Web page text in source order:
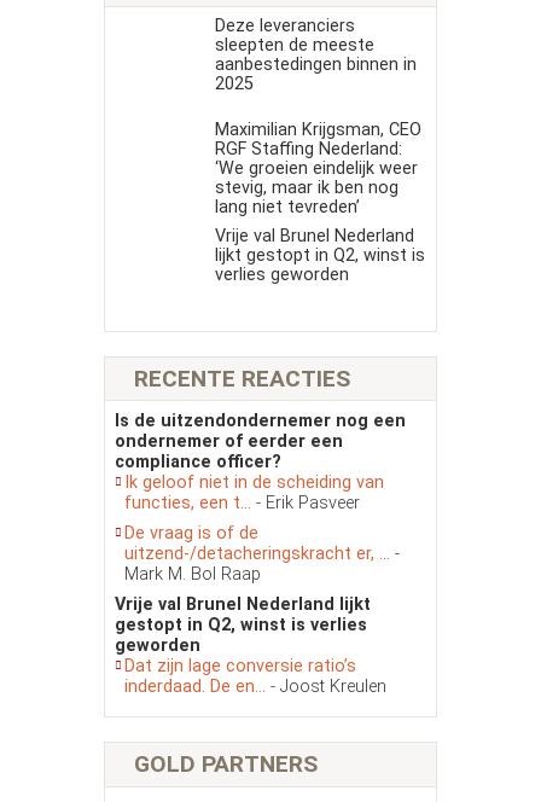
Deze leveranciers
sleepten de meeste
aanbestedingen binnen in
2025
Maximilian Krijgsman, CEO
RGF Staffing Nederland:
‘We groeien eindelijk weer
stevig, maar ik ben nog
lang niet tevreden’
Vrije val Brunel Nederland
lijkt gestopt in Q2, winst is
verlies geworden
RECENTE REACTIES
Is de uitzendondernemer nog een
ondernemer of eerder een
compliance officer?
Ik geloof niet in de scheiding van
functies, een t... - Erik Pasveer
De vraag is of de
uitzend-/detacheringskracht er, ... -
Mark M. Bol Raap
Vrije val Brunel Nederland lijkt
gestopt in Q2, winst is verlies
geworden
Dat zijn lage conversie ratio’s
inderdaad. De en... - Joost Kreulen
GOLD PARTNERS